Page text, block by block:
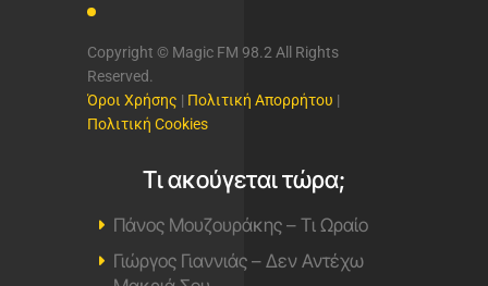
Copyright © Magic FM 98.2 All Rights
Reserved.
Όροι Χρήσης | Πολιτική Απορρήτου |
Πολιτική Cookies
Τι ακούγεται τώρα;
Πάνος Μουζουράκης – Τι Ωραίο
Γιώργος Γιαννιάς – Δεν Αντέχω